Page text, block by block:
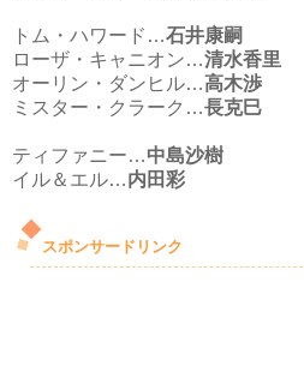
トム・ハワード…石井康嗣
ローザ・キャニオン…清水香里
オーリン・ダンヒル…高木渉
ミスター・クラーク…長克巳
ティファニー…中島沙樹
イル＆エル…内田彩
スポンサードリンク